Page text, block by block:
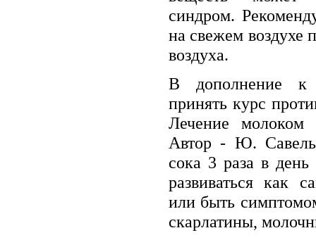
синдром.
на свежем воздухе
воздуха.
В дополнение к
принять курс
Лечение молоком
Автор - Ю.
сока 3 раза в
развиваться как
или быть
скарлатины,